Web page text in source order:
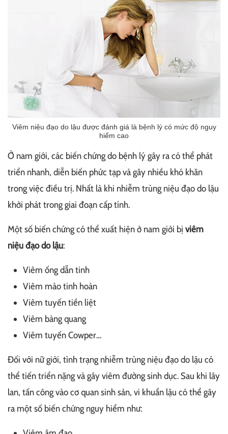
Viêm niệu đạo do lậu được đánh giá là bệnh lý có mức độ nguy
hiểm cao
Ở nam giới, các biến chứng do bệnh lý gây ra có thể phát
triển nhanh, diễn biến phức tạp và gây nhiều khó khăn
trong việc điều trị. Nhất là khi nhiễm trùng niệu đạo do lậu
khởi phát trong giai đoạn cấp tính.
Một số biến chứng có thể xuất hiện ở nam giới bị viêm
niệu đạo do lậu:
Viêm ống dẫn tinh
Viêm mào tinh hoàn
Viêm tuyến tiền liệt
Viêm bàng quang
Viêm tuyến Cowper…
Đối với nữ giới, tình trạng nhiễm trùng niệu đạo do lậu có
thể tiến triển nặng và gây viêm đường sinh dục. Sau khi lây
lan, tấn công vào cơ quan sinh sản, vi khuẩn lậu có thể gây
ra một số biến chứng nguy hiểm như: